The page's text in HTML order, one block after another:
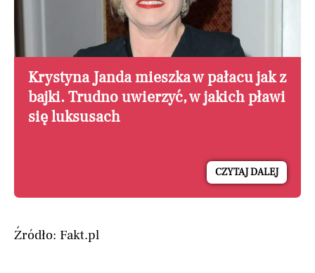
Krystyna Janda mieszka w pałacu jak z
bajki. Trudno uwierzyć, w jakich pławi
się luksusach
CZYTAJ DALEJ
Źródło: Fakt.pl